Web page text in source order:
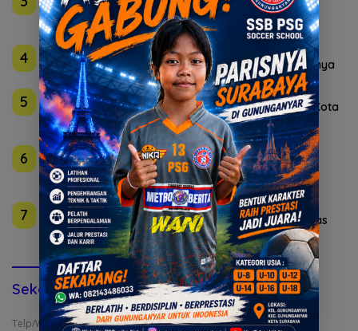
Golkar Mojokerto Panasi Mesin Incar 10 Kursi DPRD
2029
4 Agustus 4, 2026
Istri Polisi di Medan Akhiri Hidup Pakai Pistol Suaminya
5 Agustus 6, 2026
DBL Awali Kompetisi Basket Pelajar 2026-2027 di Kota
Pahlawan
6 Agustus 6, 2026
995 Senjata Api Ditemukan di Sekolah Swasta di
Jakarta Selatan
7 Agustus 4, 2026
Polda Jatim Bongkar Sindikat Penipuan Online Emas
Murah
Sekolah Bola & Futsal (IKLAN)
Telp/WA : 0822-4520-4277 (Admin)